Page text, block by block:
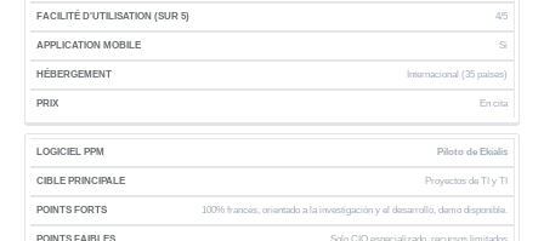
4/5
Si
Internacional (35 países)
En cita
Piloto de Ekialis
Proyectos de TI y TI
100% francés, orientado a la investigación y el desarrollo, demo disponible.